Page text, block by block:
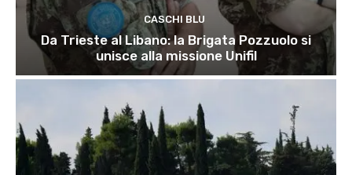
CASCHI BLU
Da Trieste al Libano: la Brigata Pozzuolo si
unisce alla missione Unifil